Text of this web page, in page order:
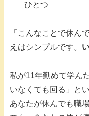
ひとつ
「こんなことで休ん
えはシンプルです。
私が11年勤めて学ん
いなくても回る」と
あなたが休んでも職